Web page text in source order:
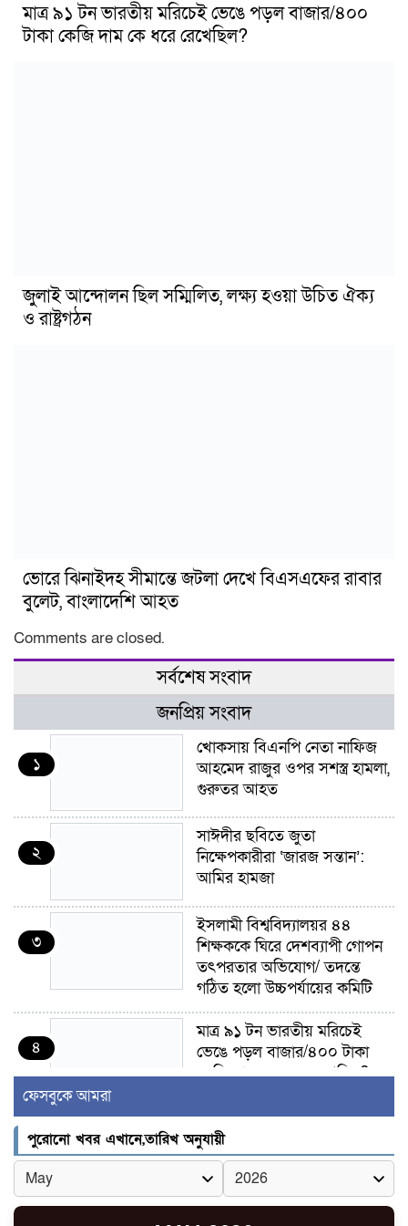
মাত্র ৯১ টন ভারতীয় মরিচেই ভেঙে পড়ল বাজার/৪০০
টাকা কেজি দাম কে ধরে রেখেছিল?
জুলাই আন্দোলন ছিল সম্মিলিত, লক্ষ্য হওয়া উচিত ঐক্য
ও রাষ্ট্রগঠন
ভোরে ঝিনাইদহ সীমান্তে জটলা দেখে বিএসএফের রাবার
বুলেট, বাংলাদেশি আহত
Comments are closed.
সর্বশেষ সংবাদ
জনপ্রিয় সংবাদ
১
খোকসায় বিএনপি নেতা নাফিজ
আহমেদ রাজুর ওপর সশস্ত্র হামলা,
গুরুতর আহত
২
সাঈদীর ছবিতে জুতা
নিক্ষেপকারীরা ‘জারজ সন্তান’:
আমির হামজা
৩
ইসলামী বিশ্ববিদ্যালয়র ৪৪
শিক্ষককে ঘিরে দেশব্যাপী গোপন
তৎপরতার অভিযোগ/ তদন্তে
গঠিত হলো উচ্চপর্যায়ের কমিটি
৪
মাত্র ৯১ টন ভারতীয় মরিচেই
ভেঙে পড়ল বাজার/৪০০ টাকা
কেজি দাম কে ধরে রেখেছিল?
৫
জুলাই আন্দোলন ছিল সম্মিলিত,
লক্ষ্য হওয়া উচিত ঐক্য ও
রাষ্ট্রগঠন
ভোরে ঝিনাইদহ সীমান্তে জটলা
ফেসবুকে আমরা
পুরোনো খবর এখানে,তারিখ অনুযায়ী